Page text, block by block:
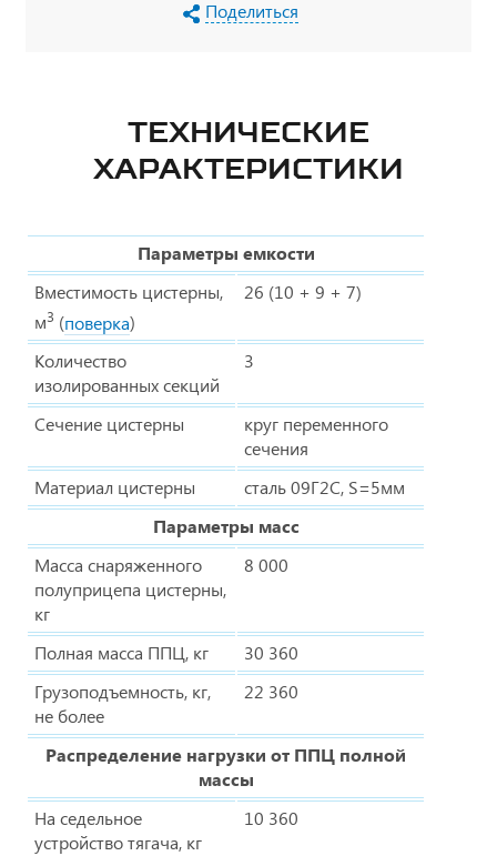
Поделиться
ТЕХНИЧЕСКИЕ
ХАРАКТЕРИСТИКИ
Параметры емкости
Вместимость цистерны,
м3 (поверка)
26 (10 + 9 + 7)
Количество
изолированных секций
3
Сечение цистерны
круг переменного
сечения
Материал цистерны
сталь 09Г2С, S=5мм
Параметры масс
Масса снаряженного
полуприцепа цистерны,
кг
8 000
Полная масса ППЦ, кг
30 360
Грузоподъемность, кг,
не более
22 360
Распределение нагрузки от ППЦ полной
массы
На седельное
устройство тягача, кг
10 360